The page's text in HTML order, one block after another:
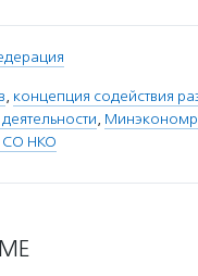
, концепция содействия
,
СО НКО